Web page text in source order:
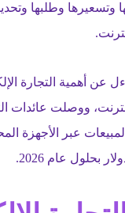
وطلبها